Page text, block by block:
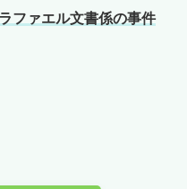
ファエル文書係の事件